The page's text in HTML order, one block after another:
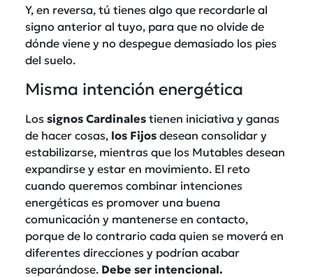
Y, en reversa, tú tienes algo que recordarle al
signo anterior al tuyo, para que no olvide de
dónde viene y no despegue demasiado los pies
del suelo.
Misma intención energética
Los signos Cardinales tienen iniciativa y ganas
de hacer cosas, los Fijos desean consolidar y
estabilizarse, mientras que los Mutables desean
expandirse y estar en movimiento. El reto
cuando queremos combinar intenciones
energéticas es promover una buena
comunicación y mantenerse en contacto,
porque de lo contrario cada quien se moverá en
diferentes direcciones y podrían acabar
separándose. Debe ser intencional.